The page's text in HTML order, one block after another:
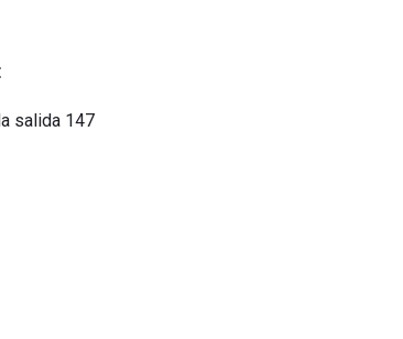
salida 147